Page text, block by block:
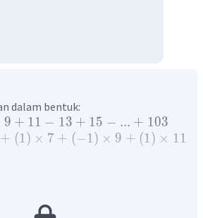
dalam bentuk:
9 + 11 − 13 + 15 − ... + 103
+ (1) × 7 + (−1) × 9 + (1) × 11
terakhir